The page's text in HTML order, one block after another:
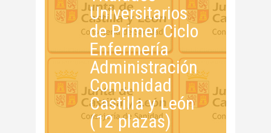
Universitarios
de Primer Ciclo
Enfermería
Administración
Comunidad
Castilla y León
(12 plazas)